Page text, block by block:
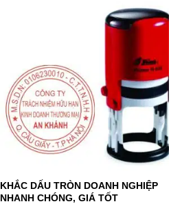
KHẮC DẤU TRÒN DOANH NGHIỆP
NHANH CHÓNG, GIÁ TỐT